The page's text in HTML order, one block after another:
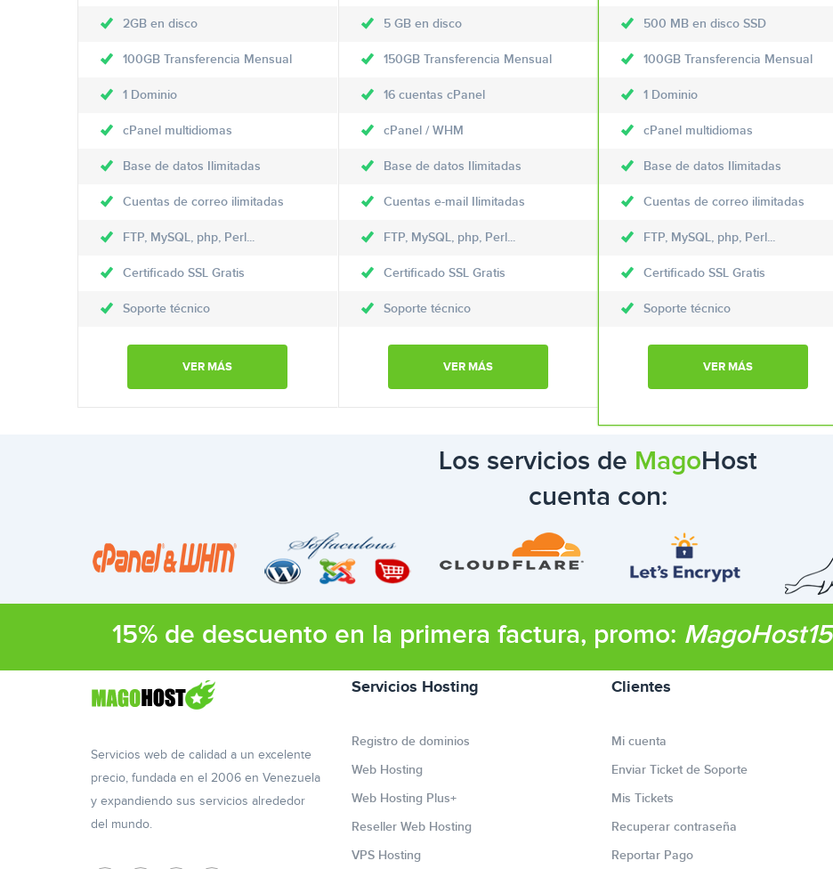
2GB en disco
100GB Transferencia Mensual
1 Dominio
cPanel multidiomas
Base de datos Ilimitadas
Cuentas de correo ilimitadas
FTP, MySQL, php, Perl...
Certificado SSL Gratis
Soporte técnico
VER MÁS
5 GB en disco
150GB Transferencia Mensual
16 cuentas cPanel
cPanel / WHM
Base de datos Ilimitadas
Cuentas e-mail Ilimitadas
FTP, MySQL, php, Perl...
Certificado SSL Gratis
Soporte técnico
VER MÁS
500 MB en disco SSD
100GB Transferencia Mensual
1 Dominio
cPanel multidiomas
Base de datos Ilimitadas
Cuentas de correo ilimitadas
FTP, MySQL, php, Perl...
Certificado SSL Gratis
Soporte técnico
VER MÁS
Los servicios de MagoHost
cuenta con:
15% de descuento en la primera factura, promo: MagoHost15
Servicios web de calidad a un excelente
precio, fundada en el 2006 en Venezuela
y expandiendo sus servicios alrededor
del mundo.
Servicios Hosting
Registro de dominios
Web Hosting
Web Hosting Plus+
Reseller Web Hosting
VPS Hosting
Clientes
Mi cuenta
Enviar Ticket de Soporte
Mis Tickets
Recuperar contraseña
Reportar Pago